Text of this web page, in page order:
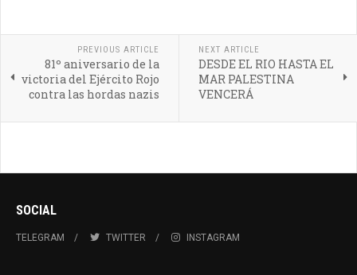
PREVIOUS ARTICLE
81º aniversario de la
victoria del Ejército Rojo
contra las hordas nazis
NEXT ARTICLE
DESDE EL RIO HASTA EL
MAR PALESTINA
VENCERÁ
SOCIAL
TELEGRAM TWITTER INSTAGRAM